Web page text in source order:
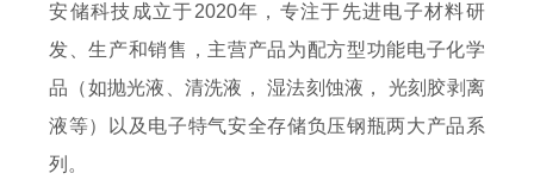
安储科技成立于2020年，专注于先进电子材料研
发、生产和销售，主营产品为配方型功能电子化学
品（如抛光液、清洗液， 湿法刻蚀液， 光刻胶剥离
液等）以及电子特气安全存储负压钢瓶两大产品系
列。